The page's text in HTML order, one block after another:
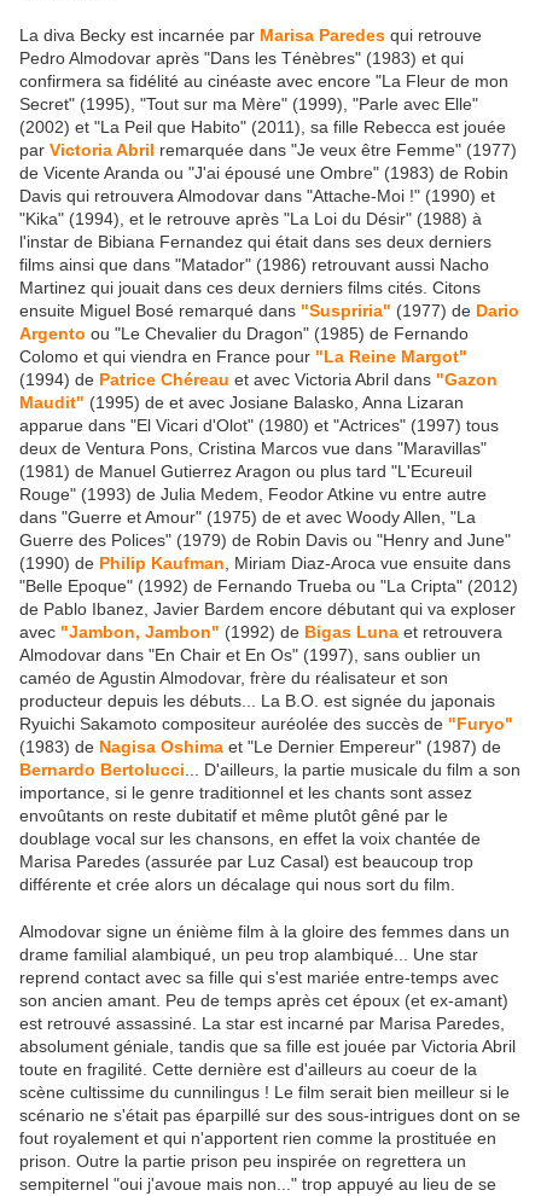
La diva Becky est incarnée par Marisa Paredes qui retrouve
Pedro Almodovar après "Dans les Ténèbres" (1983) et qui
confirmera sa fidélité au cinéaste avec encore "La Fleur de mon
Secret" (1995), "Tout sur ma Mère" (1999), "Parle avec Elle"
(2002) et "La Peil que Habito" (2011), sa fille Rebecca est jouée
par Victoria Abril remarquée dans "Je veux être Femme" (1977)
de Vicente Aranda ou "J'ai épousé une Ombre" (1983) de Robin
Davis qui retrouvera Almodovar dans "Attache-Moi !" (1990) et
"Kika" (1994), et le retrouve après "La Loi du Désir" (1988) à
l'instar de Bibiana Fernandez qui était dans ses deux derniers
films ainsi que dans "Matador" (1986) retrouvant aussi Nacho
Martinez qui jouait dans ces deux derniers films cités. Citons
ensuite Miguel Bosé remarqué dans "Suspriria" (1977) de Dario
Argento ou "Le Chevalier du Dragon" (1985) de Fernando
Colomo et qui viendra en France pour "La Reine Margot"
(1994) de Patrice Chéreau et avec Victoria Abril dans "Gazon
Maudit" (1995) de et avec Josiane Balasko, Anna Lizaran
apparue dans "El Vicari d'Olot" (1980) et "Actrices" (1997) tous
deux de Ventura Pons, Cristina Marcos vue dans "Maravillas"
(1981) de Manuel Gutierrez Aragon ou plus tard "L'Ecureuil
Rouge" (1993) de Julia Medem, Feodor Atkine vu entre autre
dans "Guerre et Amour" (1975) de et avec Woody Allen, "La
Guerre des Polices" (1979) de Robin Davis ou "Henry and June"
(1990) de Philip Kaufman , Miriam Diaz-Aroca vue ensuite dans
"Belle Epoque" (1992) de Fernando Trueba ou "La Cripta" (2012)
de Pablo Ibanez, Javier Bardem encore débutant qui va exploser
avec "Jambon, Jambon" (1992) de Bigas Luna et retrouvera
Almodovar dans "En Chair et En Os" (1997), sans oublier un
caméo de Agustin Almodovar, frère du réalisateur et son
producteur depuis les débuts... La B.O. est signée du japonais
Ryuichi Sakamoto compositeur auréolée des succès de "Furyo"
(1983) de Nagisa Oshima et "Le Dernier Empereur" (1987) de
Bernardo Bertolucci ... D'ailleurs, la partie musicale du film a son
importance, si le genre traditionnel et les chants sont assez
envoûtants on reste dubitatif et même plutôt gêné par le
doublage vocal sur les chansons, en effet la voix chantée de
Marisa Paredes (assurée par Luz Casal) est beaucoup trop
différente et crée alors un décalage qui nous sort du film.
Almodovar signe un énième film à la gloire des femmes dans un
drame familial alambiqué, un peu trop alambiqué... Une star
reprend contact avec sa fille qui s'est mariée entre-temps avec
son ancien amant. Peu de temps après cet époux (et ex-amant)
est retrouvé assassiné. La star est incarné par Marisa Paredes,
absolument géniale, tandis que sa fille est jouée par Victoria Abril
toute en fragilité. Cette dernière est d'ailleurs au coeur de la
scène cultissime du cunnilingus ! Le film serait bien meilleur si le
scénario ne s'était pas éparpillé sur des sous-intrigues dont on se
fout royalement et qui n'apportent rien comme la prostituée en
prison. Outre la partie prison peu inspirée on regrettera un
sempiternel "oui j'avoue mais non..." trop appuyé au lieu de se